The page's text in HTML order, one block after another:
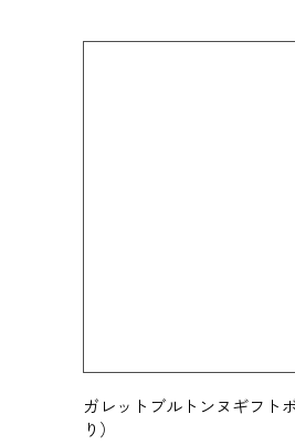
ガレットブルトンヌギフト
り）